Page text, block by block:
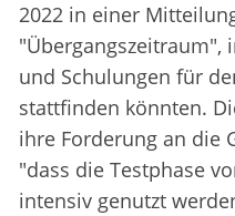
2022 in einer
"Übergangszeitraum",
und Schulungen für
stattfinden könnten.
ihre Forderung an die
"dass die Testphase
intensiv genutzt